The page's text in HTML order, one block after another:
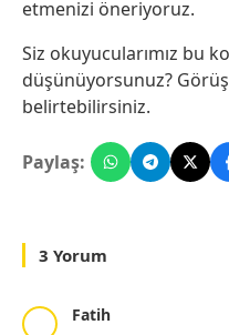
etmenizi öneriyoruz.
Siz okuyucularımız bu
düşünüyorsunuz?
belirtebilirsiniz.
Paylaş:
3 Yorum
Fatih